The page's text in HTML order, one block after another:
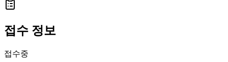
접수 정보
접수중